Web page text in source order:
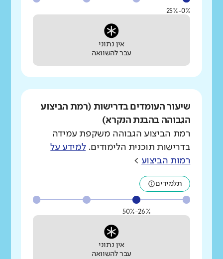
0%-25%
אין נתוני
עבר להשוואה
שיעור העומדים בדרישות (רמת הביצוע
הגבוהה בהבנת הנקרא)
רמת הביצוע הגבוהה משקפת עמידה
בדרישות תוכנית הלימודים.למידע על
רמות הביצוע >
תלמידים
26%-50%
אין נתוני
עבר להשוואה